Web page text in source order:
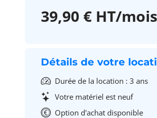
39,90 € HT/mois
Détails de votre
Durée de la location : 3 ans
Votre matériel est neuf
Option d'achat disponible